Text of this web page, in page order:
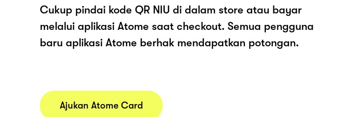
Cukup pindai kode QR NIU di dalam store atau bayar
melalui aplikasi Atome saat checkout. Semua pengguna
baru aplikasi Atome berhak mendapatkan potongan.
Ajukan Atome Card